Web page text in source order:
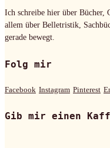
Ich schreibe hier über Bücher,
allem über Belletristik,
gerade bewegt.
Folg mir
Facebook Instagram Pinterest
Gib mir einen